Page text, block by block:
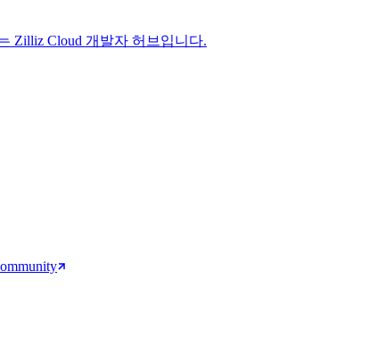
Zilliz Cloud 개발자 허브입니다.